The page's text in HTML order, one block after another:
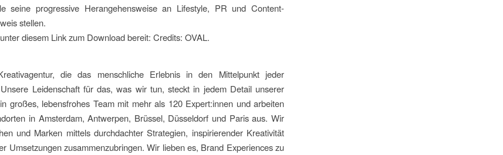
seine progressive Herangehensweise an Lifestyle, PR und Content-
stellen.
diesem Link zum Download bereit: Credits: OVAL.
die das menschliche Erlebnis in den Mittelpunkt jeder
Leidenschaft für das, was wir tun, steckt in jedem Detail unserer
großes, lebensfrohes Team mit mehr als 120 Expert:innen und arbeiten
in Amsterdam, Antwerpen, Brüssel, Düsseldorf und Paris aus. Wir
und Marken mittels durchdachter Strategien, inspirierender Kreativität
Umsetzungen zusammenzubringen. Wir lieben es, Brand Experiences zu